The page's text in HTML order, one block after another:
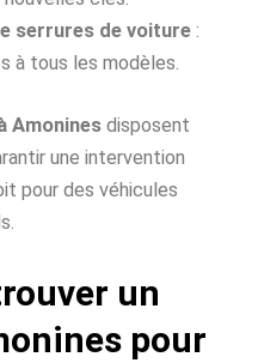
serrures de voiture :
à tous les modèles.
Amonines disposent
une intervention
pour des véhicules
un
pour